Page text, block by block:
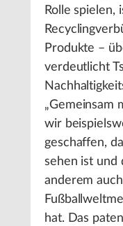
Rolle spielen,
Produkte –
verdeutlicht
„Gemeinsam
wir
geschaffen,
sehen ist und
anderem
hat. Das